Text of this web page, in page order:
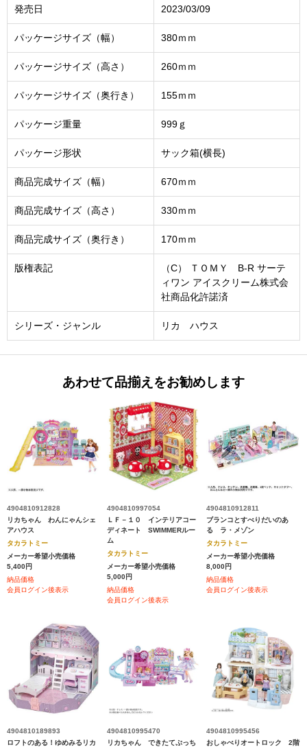
発売日 2023/03/09
パッケージサイズ（幅） 380ｍｍ
パッケージサイズ（高さ） 260ｍｍ
パッケージサイズ（奥行き） 155ｍｍ
パッケージ重量 999ｇ
パッケージ形状 サック箱(横長)
商品完成サイズ（幅） 670ｍｍ
商品完成サイズ（高さ） 330ｍｍ
商品完成サイズ（奥行き） 170ｍｍ
版権表記
（C） ＴＯＭＹ B-R サーテ
ィワン アイスクリーム株式会
社商品化許諾済
シリーズ・ジャンル リカ ハウス
あわせて品揃えをお勧めします
4904810912828
リカちゃん わんにゃんシェ
アハウス
タカラトミー
メーカー希望小売価格
5,400円
納品価格
会員ログイン後表示
4904810997054
ＬＦ－１０ インテリアコー
ディネート SWIMMERルー
ム
タカラトミー
メーカー希望小売価格
5,000円
納品価格
会員ログイン後表示
4904810912811
ブランコとすべりだいのあ
る ラ・メゾン
タカラトミー
メーカー希望小売価格
8,000円
納品価格
会員ログイン後表示
4904810189893
ロフトのある！ゆめみるリカ
4904810995470
リカちゃん できたてぷっち
4904810995456
おしゃべりオートロック 2階